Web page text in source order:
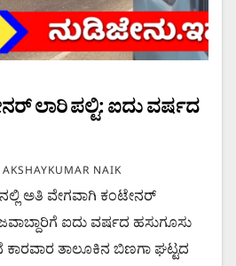
ಲಾರಿ ಪಲ್ಟಿ: ಐದು ವರ್ಷದ
AKSHAYKUMAR NAIK
ಅತಿ ವೇಗವಾಗಿ ಕಂಟೇನರ್
ಐದು ವರ್ಷದ ಹಸುಗೂಸು
ತಾಲೂಕಿನ ಬಿಣಗಾ ಘಟ್ಟದ